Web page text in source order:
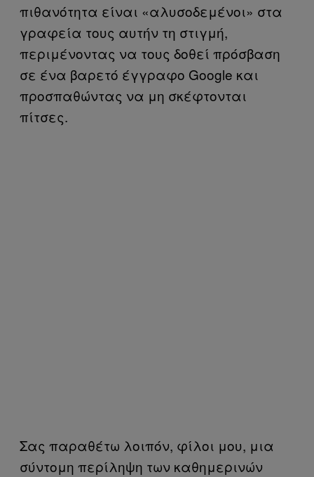
πιθανότητα είναι «αλυσοδεμένοι» στα
γραφεία τους αυτήν τη στιγμή,
περιμένοντας να τους δοθεί πρόσβαση
σε ένα βαρετό έγγραφο Google και
προσπαθώντας να μη σκέφτονται
πίτσες.
Σας παραθέτω λοιπόν, φίλοι μου, μια
σύντομη περίληψη των καθημερινών